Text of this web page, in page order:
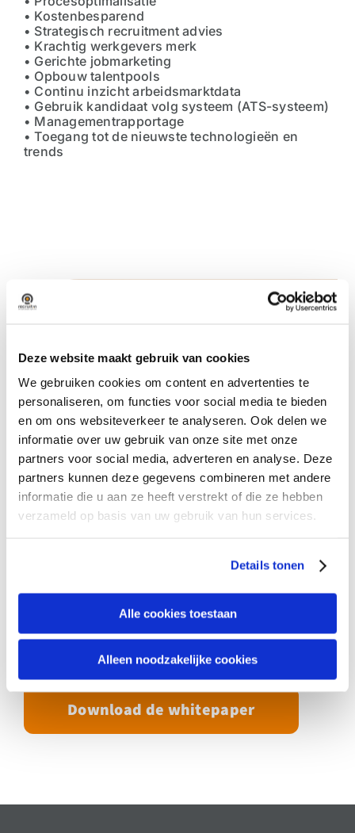
Deze website maakt gebruik van cookies
We gebruiken cookies om content en advertenties te
personaliseren, om functies voor social media te bieden
en om ons websiteverkeer te analyseren. Ook delen we
informatie over uw gebruik van onze site met onze
partners voor social media, adverteren en analyse. Deze
partners kunnen deze gegevens combineren met andere
informatie die u aan ze heeft verstrekt of die ze hebben
verzameld op basis van uw gebruik van hun services.
Details tonen
Alle cookies toestaan
Alleen noodzakelijke cookies
• Kostenbesparend
• Strategisch recruitment advies
• Krachtig werkgevers merk
• Gerichte jobmarketing
• Opbouw talentpools
• Continu inzicht arbeidsmarktdata
• Gebruik kandidaat volg systeem (ATS-systeem)
• Managementrapportage
• Toegang tot de nieuwste technologieën en
trends
10 redenen om over te
stappen op RPO
Recruitment Process Outsourcing (RPO) een
strategisch voordeel voor organisaties die op
Download de whitepaper